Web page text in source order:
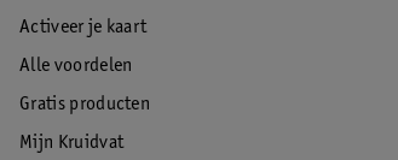
Activeer je kaart
Alle voordelen
Gratis producten
Mijn Kruidvat